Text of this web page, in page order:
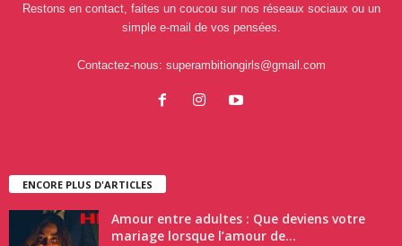
Restons en contact, faites un coucou sur nos réseaux sociaux ou un
simple e-mail de vos pensées.
Contactez-nous: superambitiongirls@gmail.com
ENCORE PLUS D'ARTICLES
Amour entre adultes : Que deviens votre
mariage lorsque l’amour de...